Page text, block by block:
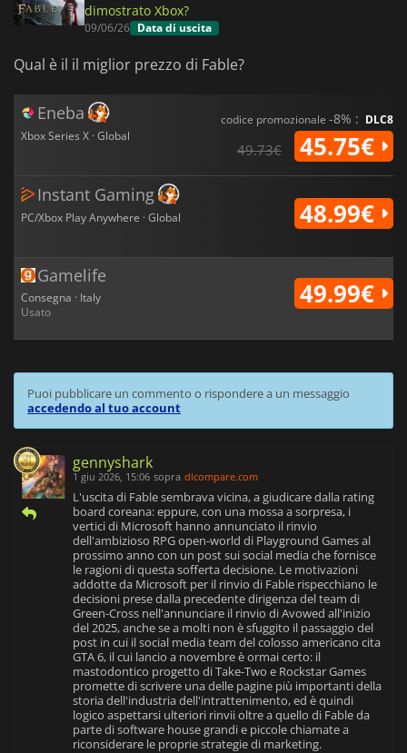
dimostrato Xbox?
09/06/26 Data di uscita
Qual è il il miglior prezzo di Fable?
Eneba
Xbox Series X · Global
codice promozionale -8% : DLC8
49.73€ 45.75€
Instant Gaming
PC/Xbox Play Anywhere · Global 48.99€
Gamelife
Consegna · Italy
Usato
49.99€
Puoi pubblicare un commento o rispondere a un messaggio
accedendo al tuo account
gennyshark
1 giu 2026, 15:06 sopra dlcompare.com
L'uscita di Fable sembrava vicina, a giudicare dalla rating
board coreana: eppure, con una mossa a sorpresa, i
vertici di Microsoft hanno annunciato il rinvio
dell'ambizioso RPG open-world di Playground Games al
prossimo anno con un post sui social media che fornisce
le ragioni di questa sofferta decisione. Le motivazioni
addotte da Microsoft per il rinvio di Fable rispecchiano le
decisioni prese dalla precedente dirigenza del team di
Green-Cross nell'annunciare il rinvio di Avowed all'inizio
del 2025, anche se a molti non è sfuggito il passaggio del
post in cui il social media team del colosso americano cita
GTA 6, il cui lancio a novembre è ormai certo: il
mastodontico progetto di Take-Two e Rockstar Games
promette di scrivere una delle pagine più importanti della
storia dell'industria dell'intrattenimento, ed è quindi
logico aspettarsi ulteriori rinvii oltre a quello di Fable da
parte di software house grandi e piccole chiamate a
riconsiderare le proprie strategie di marketing.